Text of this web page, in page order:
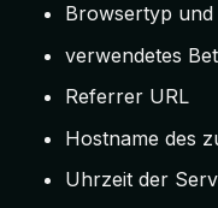
Browsertyp
verwendetes
Referrer URL
Hostname des
Uhrzeit der